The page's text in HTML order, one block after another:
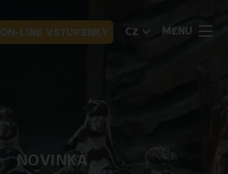
ON-LINE VSTUPENKY CZ MENU
NOVINKA